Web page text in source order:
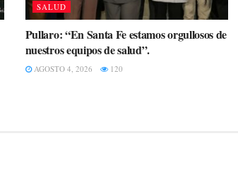
SALUD
Pullaro: “En Santa Fe estamos orgullosos de
nuestros equipos de salud”.
AGOSTO 4, 2026 120